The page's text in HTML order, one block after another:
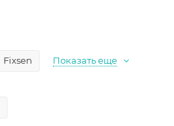
Fixsen Показать еще